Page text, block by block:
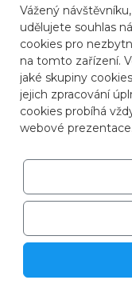
© 2026ZONER
Vážený
udělujete souhlas
cookies pro
na tomto zařízení.
jaké skupiny
jejich zpracování
cookies probíhá
webové prezentace.